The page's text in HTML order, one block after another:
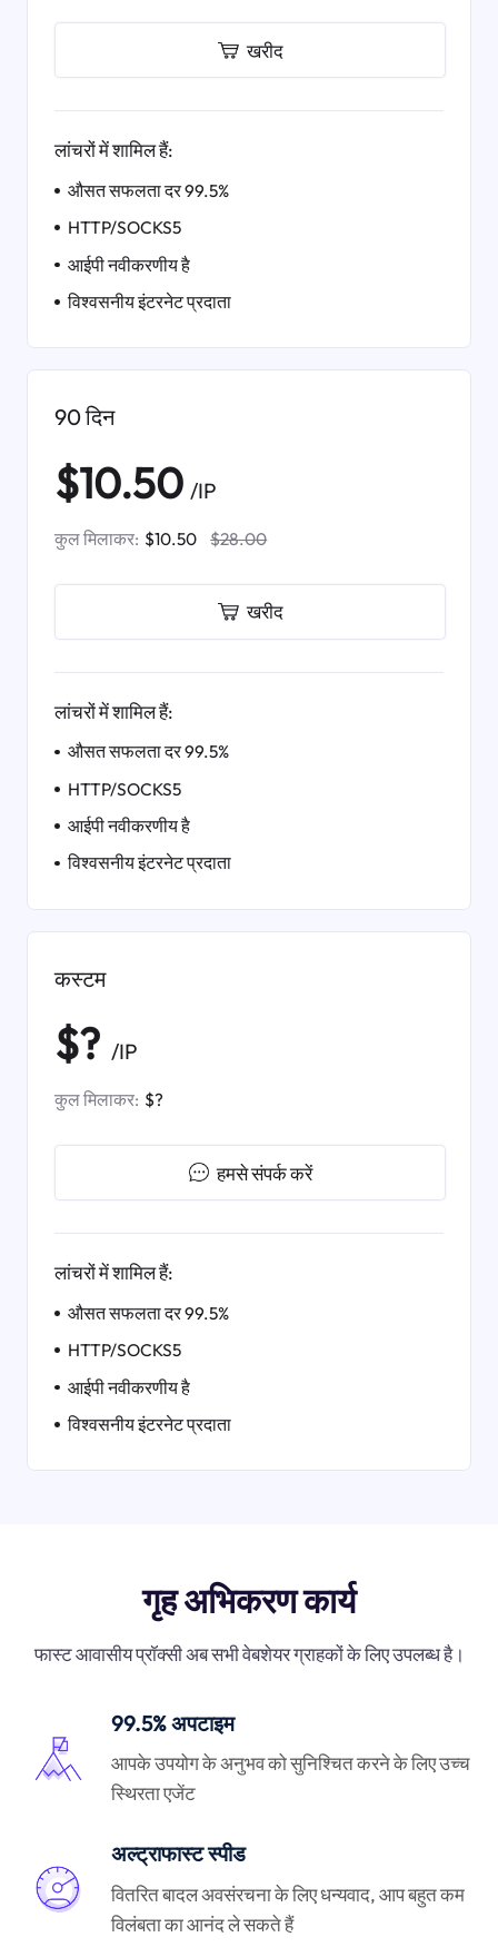
खरीद
लांचरों में शामिल हैं:
औसत सफलता दर 99.5%
HTTP/SOCKS5
आईपी ​​नवीकरणीय है
विश्वसनीय इंटरनेट प्रदाता
90 दिन
$10.50 /IP
कुल मिलाकर: $10.50 $28.00
खरीद
लांचरों में शामिल हैं:
औसत सफलता दर 99.5%
HTTP/SOCKS5
आईपी ​​नवीकरणीय है
विश्वसनीय इंटरनेट प्रदाता
कस्टम
$? /IP
कुल मिलाकर: $?
हमसे संपर्क करें
लांचरों में शामिल हैं:
औसत सफलता दर 99.5%
HTTP/SOCKS5
आईपी ​​नवीकरणीय है
विश्वसनीय इंटरनेट प्रदाता
गृह अभिकरण कार्य
फास्ट आवासीय प्रॉक्सी अब सभी वेबशेयर ग्राहकों के लिए उपलब्ध है।
99.5% अपटाइम
आपके उपयोग के अनुभव को सुनिश्चित करने के लिए उच्च
स्थिरता एजेंट
अल्ट्राफास्ट स्पीड
वितरित बादल अवसंरचना के लिए धन्यवाद, आप बहुत कम
विलंबता का आनंद ले सकते हैं